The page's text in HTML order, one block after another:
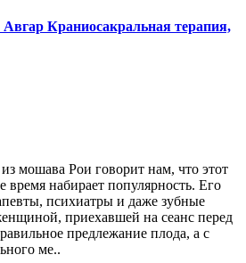
Краниосакральная терапия,
мошава Рои говорит нам, что этот
время набирает популярность. Его
психиатры и даже зубные
приехавшей на сеанс перед
предлежание плода, а с
ме..